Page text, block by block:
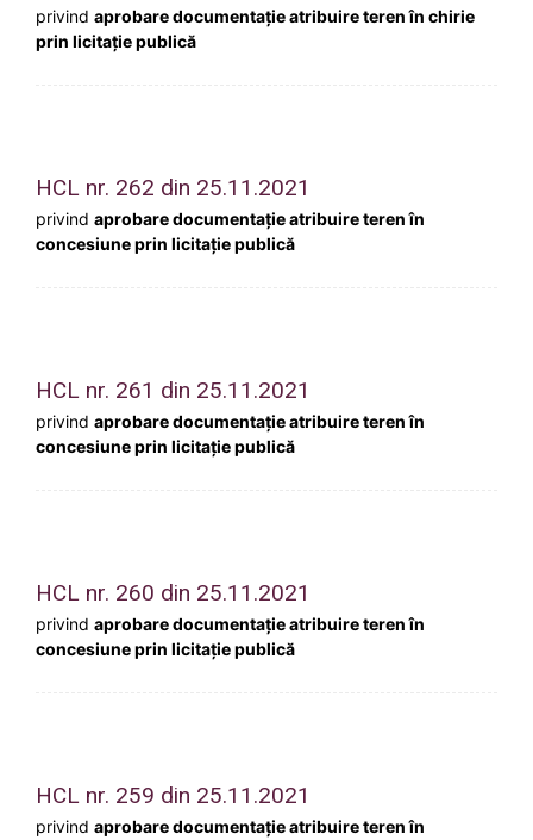
privind aprobare documentație atribuire teren în chirie
prin licitație publică
HCL nr. 262 din 25.11.2021
privind aprobare documentație atribuire teren în
concesiune prin licitație publică
HCL nr. 261 din 25.11.2021
privind aprobare documentație atribuire teren în
concesiune prin licitație publică
HCL nr. 260 din 25.11.2021
privind aprobare documentație atribuire teren în
concesiune prin licitație publică
HCL nr. 259 din 25.11.2021
privind aprobare documentație atribuire teren în